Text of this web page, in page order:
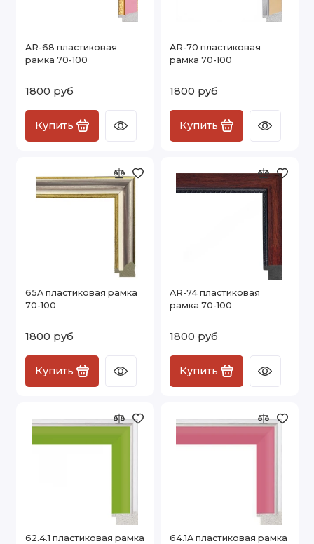
AR-68 пластиковая
рамка 70-100
1800 руб
Купить
AR-70 пластиковая
рамка 70-100
1800 руб
Купить
65A пластиковая рамка
70-100
1800 руб
Купить
AR-74 пластиковая
рамка 70-100
1800 руб
Купить
62.4.1 пластиковая рамка
64.1A пластиковая рамка